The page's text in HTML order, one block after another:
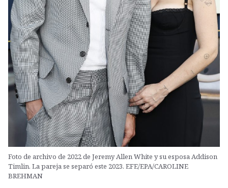
Foto de archivo de 2022 de Jeremy Allen White y su esposa Addison
Timlin. La pareja se separó este 2023. EFE/EPA/CAROLINE
BREHMAN